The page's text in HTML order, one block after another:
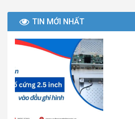
TIN MỚI NHẤT